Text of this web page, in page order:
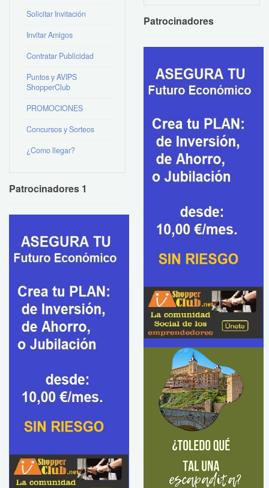
Solicitar Invitación
Invitar Amigos
Contratar Publicidad
Puntos y AVIPS
ShopperClub
PROMOCIONES
Concursos y Sorteos
¿Como llegar?
Patrocinadores 1
Patrocinadores